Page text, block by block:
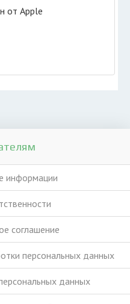
от Apple
информации
соглашение
персональных данных
данных